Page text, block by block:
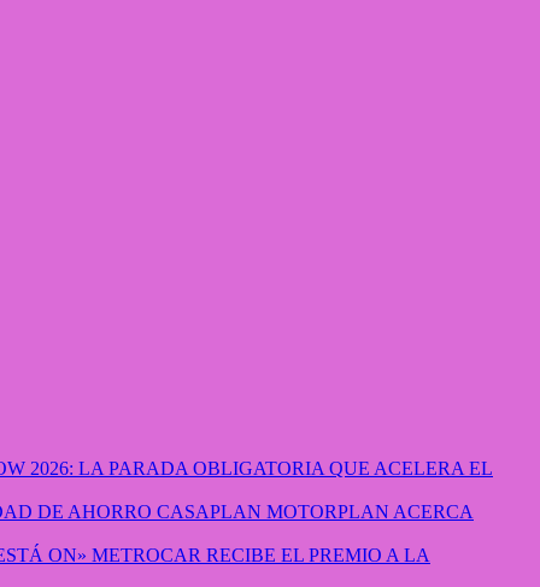
2026: LA PARADA OBLIGATORIA QUE ACELERA EL
CASAPLAN MOTORPLAN ACERCA
METROCAR RECIBE EL PREMIO A LA